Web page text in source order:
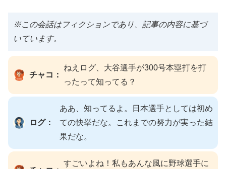
※この会話はフィクションであり、記事の内容に基づ
いています。
チャコ：
ねえログ、大谷選手が300号本塁打を打
ったって知ってる？
ログ：
ああ、知ってるよ。日本選手としては初め
ての快挙だな。これまでの努力が実った結
果だな。
すごいよね！私もあんな風に野球選手に